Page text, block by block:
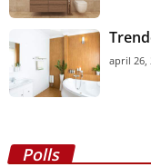
april 26,
Polls